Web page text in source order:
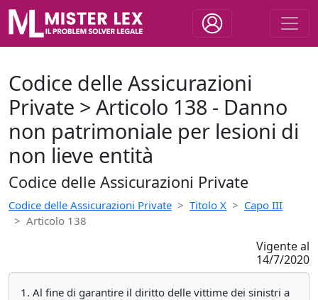
Codice delle Assicurazioni
Private > Articolo 138 - Danno
non patrimoniale per lesioni di
non lieve entità
Codice delle Assicurazioni Private
Codice delle Assicurazioni Private Titolo X
Capo III
Articolo 138
Vigente al
14/7/2020
1. Al fine di garantire il diritto delle vittime dei sinistri a